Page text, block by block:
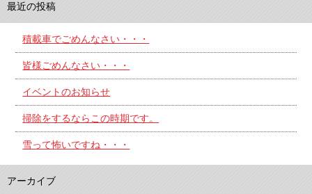
最近の投稿
積載車でごめんなさい・・・
皆様ごめんなさい・・・
イベントのお知らせ
掃除をするならこの時期です。
雪って怖いですね・・・
アーカイブ